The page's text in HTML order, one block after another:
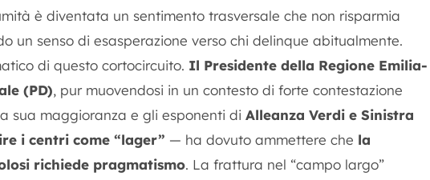
è diventata un sentimento trasversale che non risparmia
un senso di esasperazione verso chi delinque abitualmente.
di questo cortocircuito. Il Presidente della Regione Emilia-
(PD), pur muovendosi in un contesto di forte contestazione
sua maggioranza e gli esponenti di Alleanza Verdi e Sinistra
i centri come “lager” — ha dovuto ammettere che la
richiede pragmatismo. La frattura nel “campo largo”